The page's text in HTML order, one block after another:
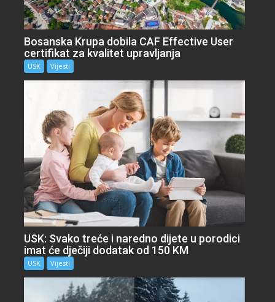
Bosanska Krupa dobila CAF Effective User
certifikat za kvalitet upravljanja
USK Vijesti
USK: Svako treće i naredno dijete u porodici
imat će dječiji dodatak od 150 KM
USK Vijesti